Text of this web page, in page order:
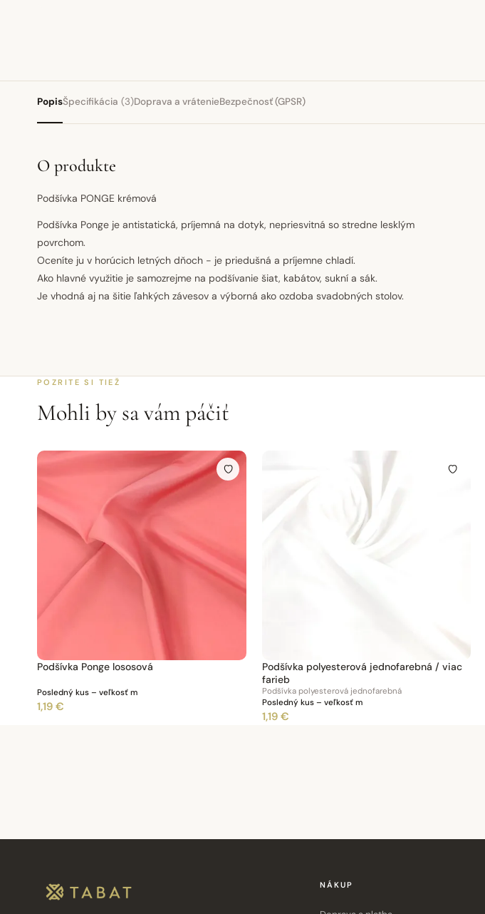
PopisŠpecifikácia (3)Doprava a vrátenieBezpečnosť (GPSR)
O produkte
Podšívka PONGE krémová
Podšívka Ponge je antistatická, príjemná na dotyk, nepriesvitná so stredne lesklým
povrchom.
Oceníte ju v horúcich letných dňoch - je priedušná a príjemne chladí.
Ako hlavné využitie je samozrejme na podšívanie šiat, kabátov, sukní a sák.
Je vhodná aj na šitie ľahkých závesov a výborná ako ozdoba svadobných stolov.
POZRITE SI TIEŽ
Mohli by sa vám páčiť
Podšívka Ponge lososová
Posledný kus – veľkosť m
1,19 €
Podšívka polyesterová jednofarebná / viac
farieb
Podšívka polyesterová jednofarebná
Posledný kus – veľkosť m
1,19 €
NÁKUP